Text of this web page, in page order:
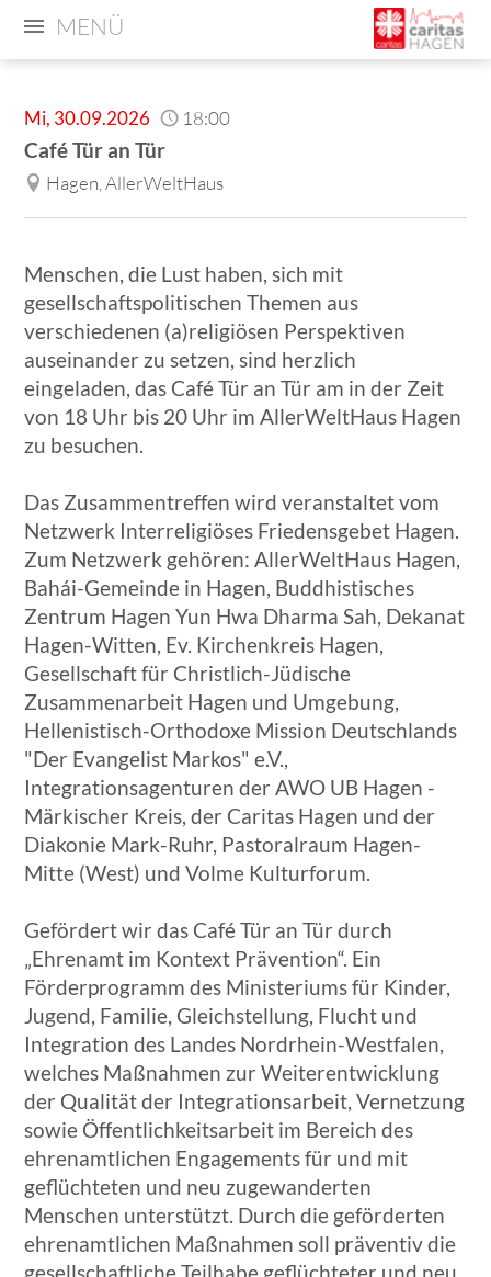
MENÜ
Mi, 30.09.2026 18:00
Café Tür an Tür
Hagen, AllerWeltHaus
Menschen, die Lust haben, sich mit
gesellschaftspolitischen Themen aus
verschiedenen (a)religiösen Perspektiven
auseinander zu setzen, sind herzlich
eingeladen, das Café Tür an Tür am in der Zeit
von 18 Uhr bis 20 Uhr im AllerWeltHaus Hagen
zu besuchen.
Das Zusammentreffen wird veranstaltet vom
Netzwerk Interreligiöses Friedensgebet Hagen.
Zum Netzwerk gehören: AllerWeltHaus Hagen,
Bahái-Gemeinde in Hagen, Buddhistisches
Zentrum Hagen Yun Hwa Dharma Sah, Dekanat
Hagen-Witten, Ev. Kirchenkreis Hagen,
Gesellschaft für Christlich-Jüdische
Zusammenarbeit Hagen und Umgebung,
Hellenistisch-Orthodoxe Mission Deutschlands
"Der Evangelist Markos" e.V.,
Integrationsagenturen der AWO UB Hagen -
Märkischer Kreis, der Caritas Hagen und der
Diakonie Mark-Ruhr, Pastoralraum Hagen-
Mitte (West) und Volme Kulturforum.
Gefördert wir das Café Tür an Tür durch
„Ehrenamt im Kontext Prävention“. Ein
Förderprogramm des Ministeriums für Kinder,
Jugend, Familie, Gleichstellung, Flucht und
Integration des Landes Nordrhein-Westfalen,
welches Maßnahmen zur Weiterentwicklung
der Qualität der Integrationsarbeit, Vernetzung
sowie Öffentlichkeitsarbeit im Bereich des
ehrenamtlichen Engagements für und mit
geflüchteten und neu zugewanderten
Menschen unterstützt. Durch die geförderten
ehrenamtlichen Maßnahmen soll präventiv die